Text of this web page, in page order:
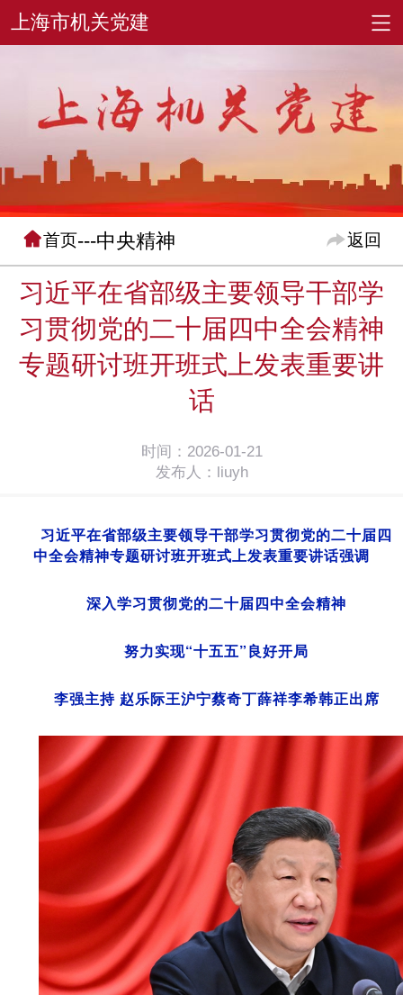
首页---中央精神 返回
习近平在省部级主要领导干部学
习贯彻党的二十届四中全会精神
专题研讨班开班式上发表重要讲
话
时间：2026-01-21
发布人：liuyh
习近平在省部级主要领导干部学习贯彻党的二十届四
中全会精神专题研讨班开班式上发表重要讲话强调
深入学习贯彻党的二十届四中全会精神
努力实现“十五五”良好开局
李强主持 赵乐际王沪宁蔡奇丁薛祥李希韩正出席